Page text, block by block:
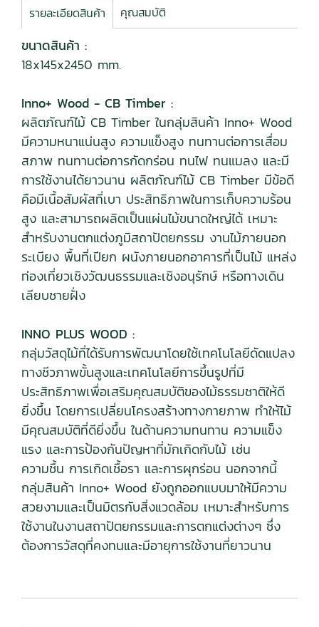
รายละเอียดสินค้า คุณสมบัติ
ขนาดสินค้า :
18x145x2450 mm.
Inno+ Wood - CB Timber :
ผลิตภัณฑ์ไม้ CB Timber ในกลุ่มสินค้า Inno+ Wood
มีความหนาแน่นสูง ความแข็งสูง ทนทานต่อการเสื่อม
สภาพ ทนทานต่อการกัดกร่อน ทนไฟ ทนแมลง และมี
การใช้งานได้ยาวนาน ผลิตภัณฑ์ไม้ CB Timber มีข้อดี
คือมีเนื้อสัมผัสที่เบา ประสิทธิภาพในการเก็บความร้อน
สูง และสามารถผลิตเป็นแผ่นไม้ขนาดใหญ่ได้ เหมาะ
สำหรับงานตกแต่งภูมิสถาปัตยกรรม งานไม้ภายนอก
ระเบียง พื้นที่เปียก ผนังภายนอกอาคารที่เป็นไม้ แหล่ง
ท่องเที่ยวเชิงวัฒนธรรมและเชิงอนุรักษ์ หรือทางเดิน
เลียบชายฝั่ง
INNO PLUS WOOD :
กลุ่มวัสดุไม้ที่ได้รับการพัฒนาโดยใช้เทคโนโลยีดัดแปลง
ทางชีวภาพขั้นสูงและเทคโนโลยีการขึ้นรูปที่มี
ประสิทธิภาพเพื่อเสริมคุณสมบัติของไม้ธรรมชาติให้ดี
ยิ่งขึ้น โดยการเปลี่ยนโครงสร้างทางกายภาพ ทำให้ไม้
มีคุณสมบัติที่ดียิ่งขึ้น ในด้านความทนทาน ความแข็ง
แรง และการป้องกันปัญหาที่มักเกิดกับไม้ เช่น
ความชื้น การเกิดเชื้อรา และการผุกร่อน นอกจากนี้
กลุ่มสินค้า Inno+ Wood ยังถูกออกแบบมาให้มีความ
สวยงามและเป็นมิตรกับสิ่งแวดล้อม เหมาะสำหรับการ
ใช้งานในงานสถาปัตยกรรมและการตกแต่งต่างๆ ซึ่ง
ต้องการวัสดุที่คงทนและมีอายุการใช้งานที่ยาวนาน